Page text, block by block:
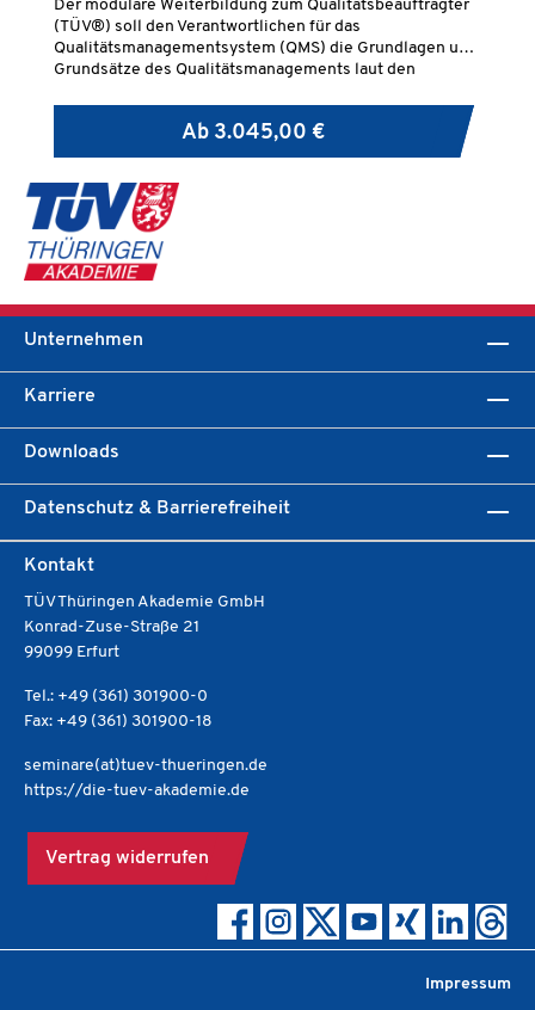
Der modulare Weiterbildung zum Qualitätsbeauftragter
(TÜV®) soll den Verantwortlichen für das
Qualitätsmanagementsystem (QMS) die Grundlagen und
Grundsätze des Qualitätsmanagements laut den
Qualitätsanforderungen erfüllt werden und die Prozesse
beabsichtigte, optimale und effiziente Ergebnisse
Ab 3.045,00 €
Unternehmen
Karriere
Downloads
Datenschutz & Barrierefreiheit
Kontakt
TÜV Thüringen Akademie GmbH
Konrad-Zuse-Straße 21
99099 Erfurt
Tel.: +49 (361) 301900-0
Fax: +49 (361) 301900-18
seminare(at)tuev-thueringen.de
https://die-tuev-akademie.de
Vertrag widerrufen
Impressum